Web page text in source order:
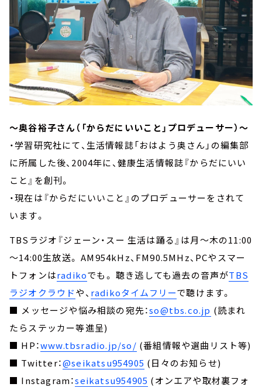
～奥谷裕子さん（「からだにいいこと」プロデューサー）～
・学習研究社にて、生活情報誌「おはよう奥さん」の編集部
に所属した後、2004年に、健康生活情報誌『からだにいい
こと』を創刊。
・現在は『からだにいいこと』のプロデューサーをされて
います。
TBSラジオ『ジェーン・スー 生活は踊る』は月～木の11:00
～14:00生放送。 AM954kHz、FM90.5MHz、PCやスマー
トフォンはradikoでも。 聴き逃しても過去の音声がTBS
ラジオクラウドや、 radikoタイムフリーで聴けます。
■ メッセージや悩み相談の宛先：so@tbs.co.jp (読まれ
たらステッカー等進呈)
■ HP：www.tbsradio.jp/so/ (番組情報や選曲リスト等)
■ Twitter：@seikatsu954905 (日々のお知らせ)
■ Instagram：seikatsu954905 (オンエアや取材裏フォ